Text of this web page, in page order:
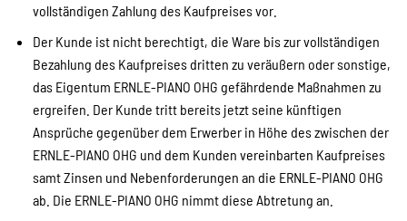
vollständigen Zahlung des Kaufpreises vor.
Der Kunde ist nicht berechtigt, die Ware bis zur vollständigen
Bezahlung des Kaufpreises dritten zu veräußern oder sonstige,
das Eigentum ERNLE-PIANO OHG gefährdende Maßnahmen zu
ergreifen. Der Kunde tritt bereits jetzt seine künftigen
Ansprüche gegenüber dem Erwerber in Höhe des zwischen der
ERNLE-PIANO OHG und dem Kunden vereinbarten Kaufpreises
samt Zinsen und Nebenforderungen an die ERNLE-PIANO OHG
ab. Die ERNLE-PIANO OHG nimmt diese Abtretung an.